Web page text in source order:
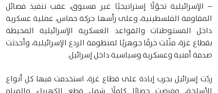
– الإسرائيلية تحوّلًا إستراتيجيًا غير مسبوق، عقب تنفيذ فصائل
المقاومة الفلسطينية، وعلى رأسها حركة حماس، عملية عسكرية
داخل المستوطنات والقواعد العسكرية الإسرائيلية المحيطة
بقطاع غزة، مثّلت خرقًا جوهريًا لمنظومة الردع الإسرائيلية، وأحدثت
صدمة أمنية وعسكرية وسياسية داخل إسرائيل.
ردّت إسرائيل بحرب إبادة على قطاع غزة، استخدمت فيها كل أنواع